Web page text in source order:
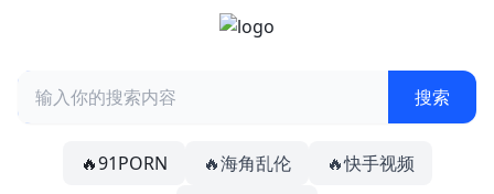
🔥91PORN 🔥海角乱伦
🔥快手视频